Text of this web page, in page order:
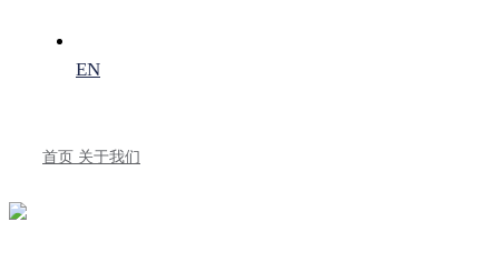
EN
首页 关于我们